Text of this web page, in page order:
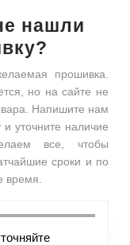
нашли
прошивка.
но на сайте не
Напишите нам
и уточните наличие
все, чтобы
сроки и по
время.